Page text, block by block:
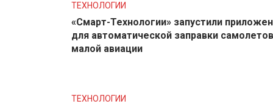
ТЕХНОЛОГИИ
«Смарт-Технологии» запустили
для автоматической заправки самолетов
малой авиации
ТЕХНОЛОГИИ